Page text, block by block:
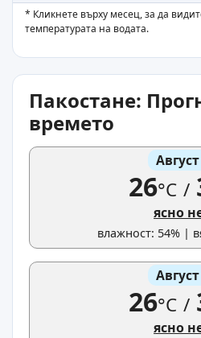
* Кликнете върху месец, за да
температурата на водата.
Пакостане:
времето
26°C /
ясно
влажност: 54% |
26°C /
ясно